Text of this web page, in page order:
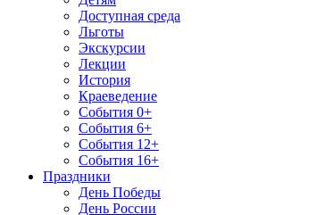
Доступная среда
Льготы
Экскурсии
Лекции
История
Краеведение
События 0+
События 6+
События 12+
События 16+
Праздники
День Победы
День России